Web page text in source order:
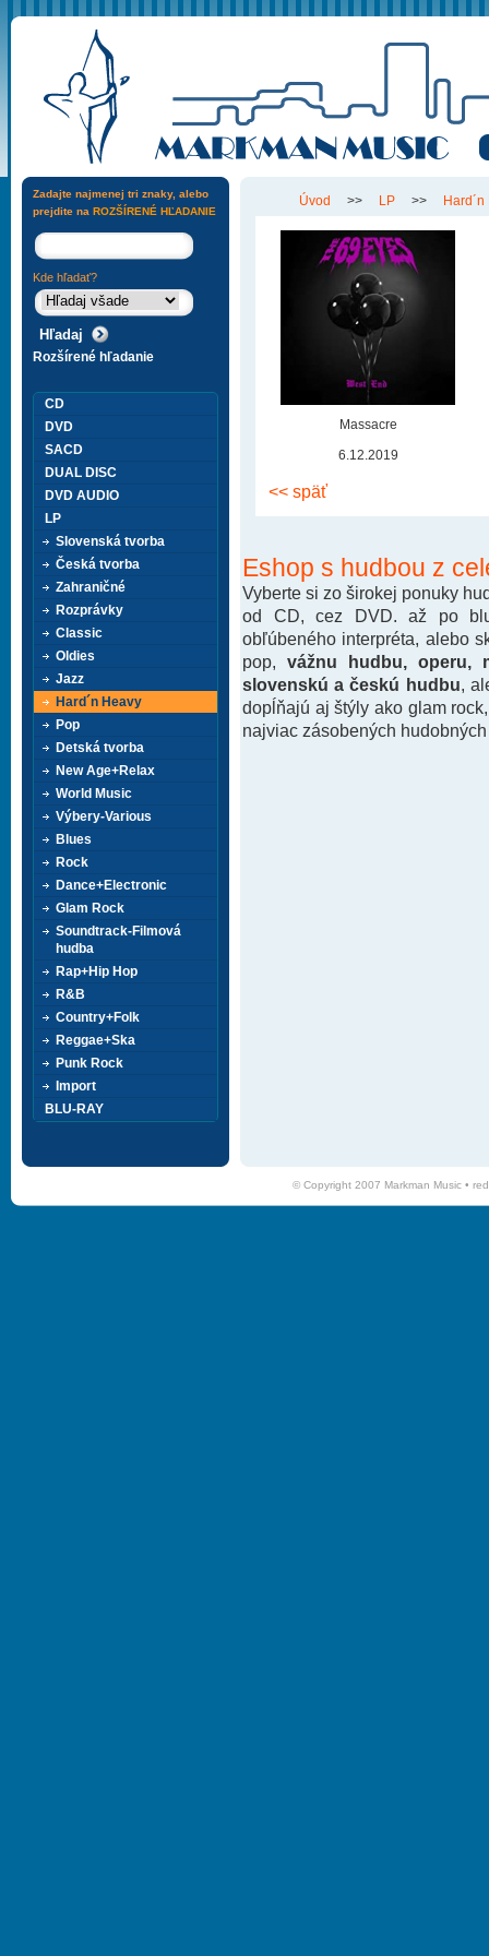
Úvod >> LP >>
Massacre
6.12.2019
<< späť
Eshop s hudbou z
Vyberte si zo širokej ponuky
od CD, cez DVD. až po
obľúbeného interpréta, alebo
pop, vážnu hudbu, operu,
slovenskú a českú hudbu ,
dopĺňajú aj štýly ako glam
najviac zásobených
Zadajte najmenej tri znaky, alebo
prejdite na ROZŠÍRENÉ HĽADANIE
Kde hľadať?
Rozšírené hľadanie
CD
DVD
SACD
DUAL DISC
DVD AUDIO
LP
Slovenská tvorba
Česká tvorba
Zahraničné
Rozprávky
Classic
Oldies
Jazz
Hard´n Heavy
Pop
Detská tvorba
New Age+Relax
World Music
Výbery-Various
Blues
Rock
Dance+Electronic
Glam Rock
Soundtrack-Filmová
hudba
Rap+Hip Hop
R&B
Country+Folk
Reggae+Ska
Punk Rock
Import
BLU-RAY
© Copyright 2007 Markman Music •